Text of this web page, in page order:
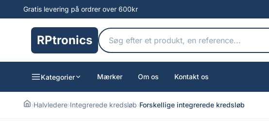
Gratis levering på ordrer over 600kr
RPtronics
Kategorier Mærker Om os Kontakt os
›Halvledere›Integrerede kredsløb›Forskellige integrerede kredsløb